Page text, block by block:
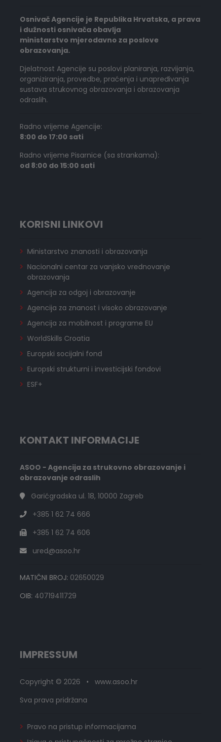
Osnivač Agencije je Republika Hrvatska, a prava
i dužnosti osnivača obavlja
ministarstvo mjerodavno za poslove
obrazovanja.
Djelatnost Agencije su poslovi planiranja, razvijanja,
organiziranja, provedbe, praćenja i unapređivanja
sustava strukovnog obrazovanja i obrazovanja
odraslih.
Radno vrijeme Agencije:
8:00 do 17:00 sati
Radno vrijeme Pisarnice (sa strankama):
od 8:00 do 15:00 sati
KORISNI LINKOVI
Ministarstvo znanosti i obrazovanja
Nacionalni centar za vanjsko vrednovanje
obrazovanja
Agencija za odgoj i obrazovanje
Agencija za znanost i visoko obrazovanje
Agencija za mobilnost i programe EU
WorldSkills Croatia
Europski socijalni fond
Europski strukturni i investicijski fondovi
ESF+
KONTAKT INFORMACIJE
ASOO - Agencija za strukovno obrazovanje i
obrazovanje odraslih
Garićgradska ul. 18, 10000 Zagreb
+385 1 62 74 666
+385 1 62 74 606
ured@asoo.hr
MATIČNI BROJ: 02650029
OIB: 40719411729
IMPRESSUM
Copyright © 2026 • www.asoo.hr
Sva prava pridržana
Pravo na pristup informacijama